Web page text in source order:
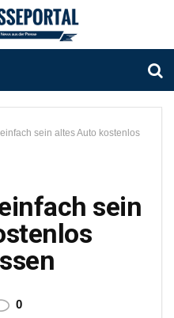
sein altes Auto kostenlos
sein
0